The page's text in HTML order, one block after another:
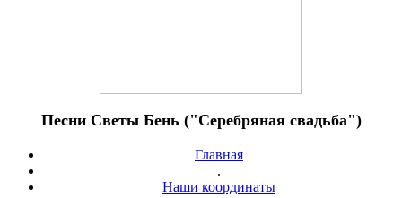
Песни Светы Бень ("Серебряная свадьба")
Главная
.
Наши координаты